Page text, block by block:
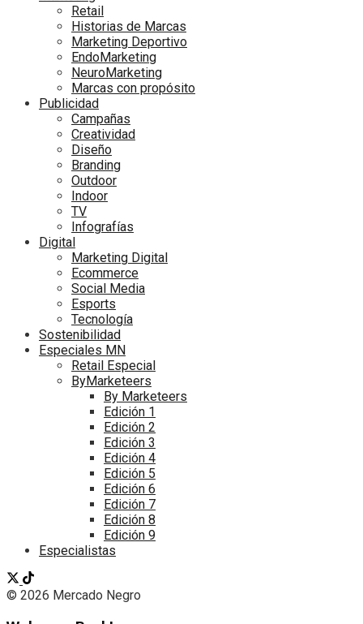
Retail
Historias de Marcas
Marketing Deportivo
EndoMarketing
NeuroMarketing
Marcas con propósito
Publicidad
Campañas
Creatividad
Diseño
Branding
Outdoor
Indoor
TV
Infografías
Digital
Marketing Digital
Ecommerce
Social Media
Esports
Tecnología
Sostenibilidad
Especiales MN
Retail Especial
ByMarketeers
By Marketeers
Edición 1
Edición 2
Edición 3
Edición 4
Edición 5
Edición 6
Edición 7
Edición 8
Edición 9
Especialistas
© 2026 Mercado Negro